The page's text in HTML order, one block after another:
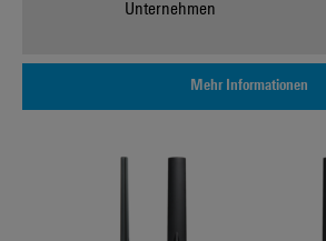
Unternehmen
Mehr Informationen